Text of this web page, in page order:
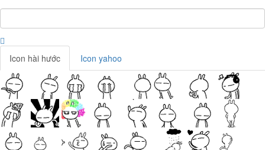
Icon hài hước Icon yahoo